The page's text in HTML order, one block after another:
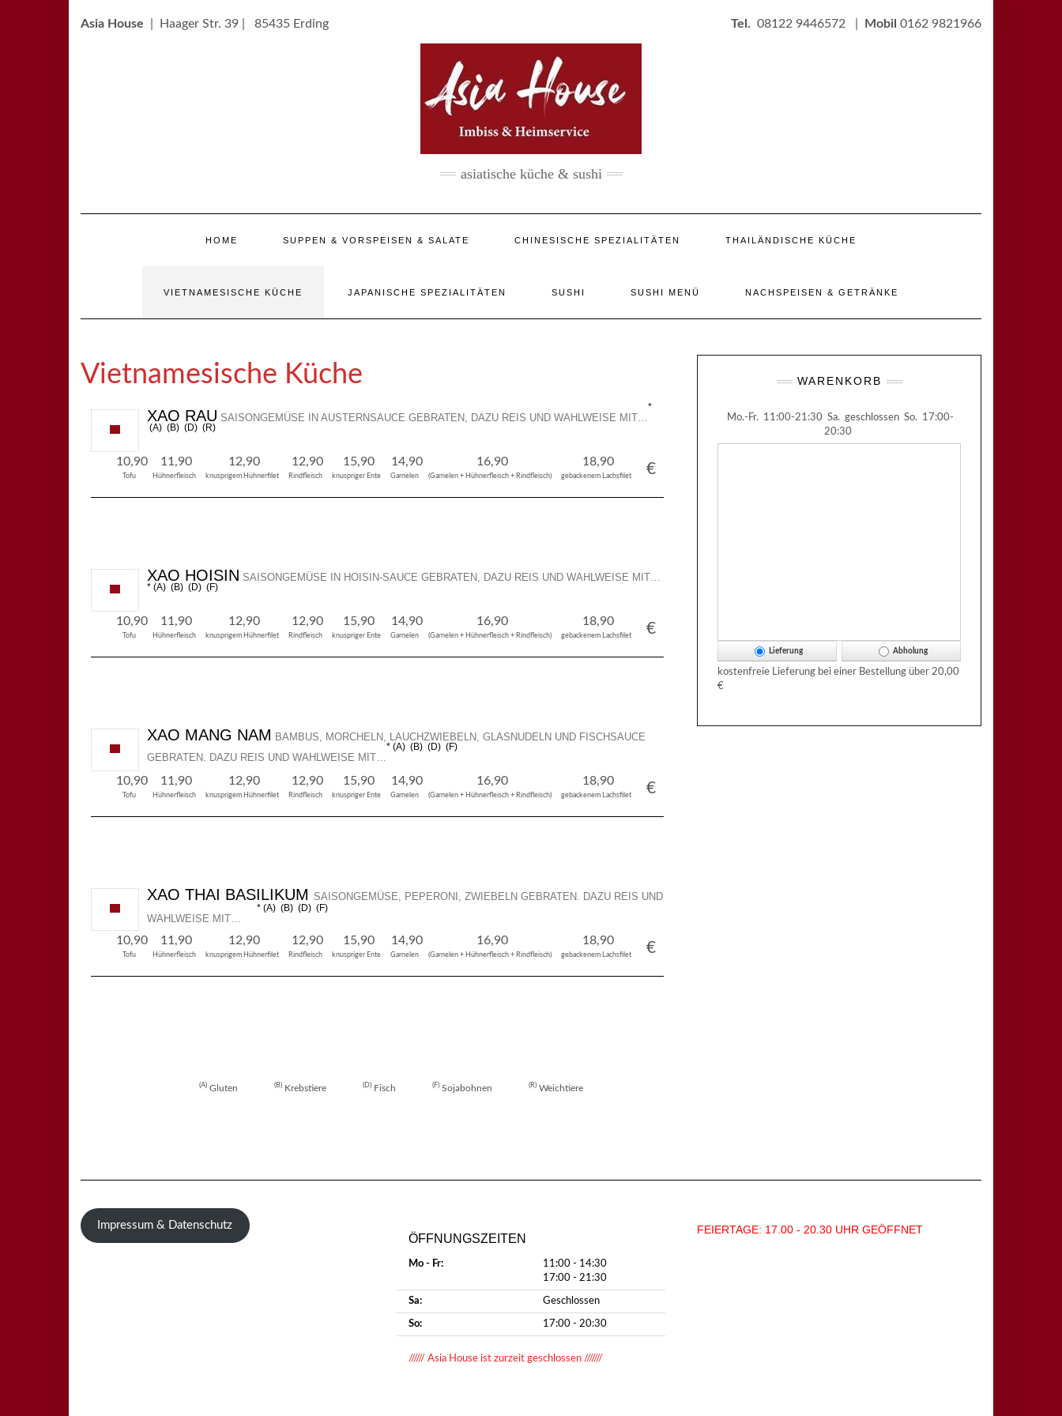
Asia House | Haager Str. 39 | 85435 Erding Tel. 08122 9446572 | Mobil 0162 9821966
asiatische küche & sushi
HOME SUPPEN & VORSPEISEN & SALATE CHINESISCHE SPEZIALITÄTEN THAILÄNDISCHE KÜCHE
VIETNAMESISCHE KÜCHE JAPANISCHE SPEZIALITÄTEN SUSHI SUSHI MENÜ NACHSPEISEN & GETRÄNKE
Vietnamesische Küche
XAO RAU SAISONGEMÜSE IN AUSTERNSAUCE GEBRATEN, DAZU REIS UND WAHLWEISE MIT…
A B D R
10,90
Tofu
11,90
Hühnerfleisch
12,90
knusprigem Hühnerfilet
12,90
Rindfleisch
15,90
knuspriger Ente
14,90
Garnelen
16,90
(Garnelen + Hühnerfleisch + Rindfleisch)
18,90
gebackenem Lachsfilet €
XAO HOISIN SAISONGEMÜSE IN HOISIN-SAUCE GEBRATEN, DAZU REIS UND WAHLWEISE MIT…
A B D F
10,90
Tofu
11,90
Hühnerfleisch
12,90
knusprigem Hühnerfilet
12,90
Rindfleisch
15,90
knuspriger Ente
14,90
Garnelen
16,90
(Garnelen + Hühnerfleisch + Rindfleisch)
18,90
gebackenem Lachsfilet €
XAO MANG NAM BAMBUS, MORCHELN, LAUCHZWIEBELN, GLASNUDELN UND FISCHSAUCE
GEBRATEN. DAZU REIS UND WAHLWEISE MIT…
A B D F
10,90
Tofu
11,90
Hühnerfleisch
12,90
knusprigem Hühnerfilet
12,90
Rindfleisch
15,90
knuspriger Ente
14,90
Garnelen
16,90
(Garnelen + Hühnerfleisch + Rindfleisch)
18,90
gebackenem Lachsfilet €
XAO THAI BASILIKUM SAISONGEMÜSE, PEPERONI, ZWIEBELN GEBRATEN. DAZU REIS UND
WAHLWEISE MIT…
A B D F
10,90
Tofu
11,90
Hühnerfleisch
12,90
knusprigem Hühnerfilet
12,90
Rindfleisch
15,90
knuspriger Ente
14,90
Garnelen
16,90
(Garnelen + Hühnerfleisch + Rindfleisch)
18,90
gebackenem Lachsfilet €
A Gluten B Krebstiere D Fisch F Sojabohnen R Weichtiere
WARENKORB
Mo.-Fr. 11:00-21:30 Sa. geschlossen So. 17:00-
20:30
Lieferung Abholung
kostenfreie Lieferung bei einer Bestellung über 20,00
€
Impressum & Datenschutz
ÖFFNUNGSZEITEN
Mo - Fr:
11:00 - 14:30
17:00 - 21:30
Sa: Geschlossen
So: 17:00 - 20:30
////// Asia House ist zurzeit geschlossen ///////
FEIERTAGE: 17.00 - 20.30 UHR GEÖFFNET